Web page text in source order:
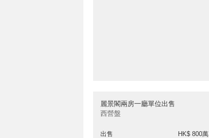
麗景閣兩房一廳單位出售
西營盤
出售
HK$ 800萬